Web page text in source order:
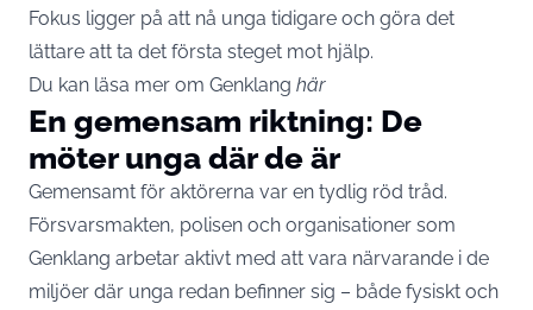
Fokus ligger på att nå unga tidigare och göra det
lättare att ta det första steget mot hjälp.
Du kan läsa mer om Genklang här
En gemensam riktning: De
möter unga där de är
Gemensamt för aktörerna var en tydlig röd tråd.
Försvarsmakten, polisen och organisationer som
Genklang arbetar aktivt med att vara närvarande i de
miljöer där unga redan befinner sig – både fysiskt och